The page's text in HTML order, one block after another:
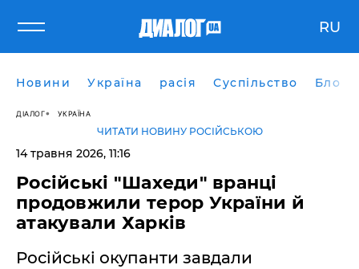
RU
Новини Україна расія Суспільство Блоги
ДІАЛОГ УКРАЇНА
ЧИТАТИ НОВИНУ РОСІЙСЬКОЮ
14 травня 2026, 11:16
Російські "Шахеди" вранці
продовжили терор України й
атакували Харків
Російські окупанти завдали